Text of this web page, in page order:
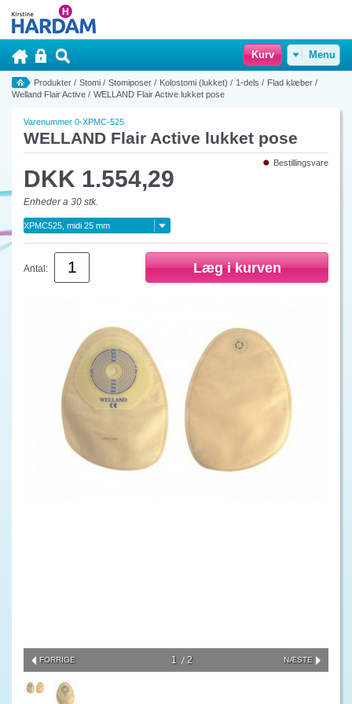
Kurv Menu
Produkter / Stomi / Stomiposer / Kolostomi (lukket) / 1-dels / Flad klæber /
Welland Flair Active / WELLAND Flair Active lukket pose
Varenummer 0-XPMC-525
WELLAND Flair Active lukket pose
Bestillingsvare
DKK 1.554,29
Enheder a 30 stk.
Antal:
FORRIGE NÆSTE
1 2